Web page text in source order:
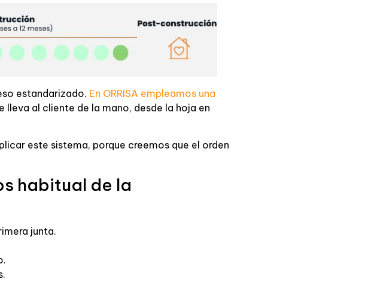
estandarizado. En ORRISA empleamos una
lleva al cliente de la mano, desde la hoja en
este sistema, porque creemos que el orden
habitual de la
junta.